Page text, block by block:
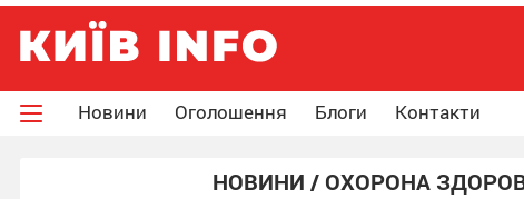
Новини Оголошення Блоги Контакти
НОВИНИ / ОХОРОНА